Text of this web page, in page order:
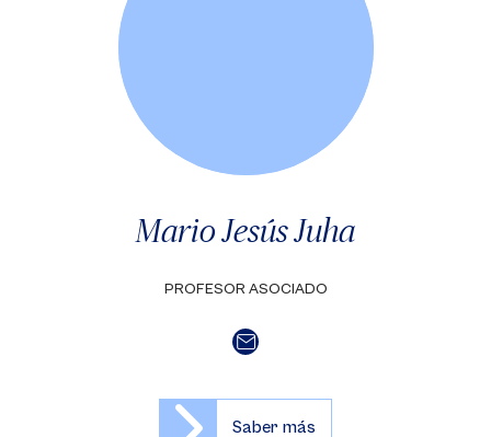
Mario Jesús Juha
PROFESOR ASOCIADO
Saber más